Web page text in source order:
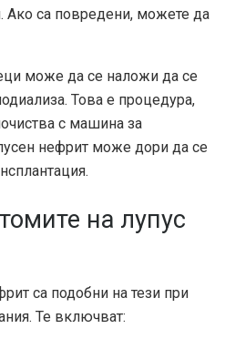
Ако са повредени, можете да
може да се наложи да се
Това е процедура,
с машина за
нефрит може дори да се
на лупус
са подобни на тези при
Те включват: